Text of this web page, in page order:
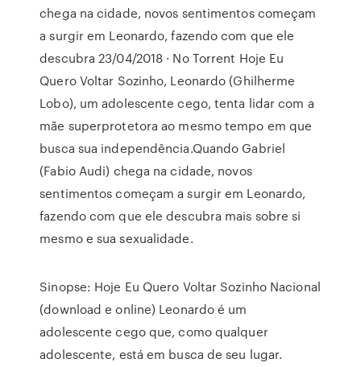
chega na cidade, novos sentimentos começam
a surgir em Leonardo, fazendo com que ele
descubra 23/04/2018 · No Torrent Hoje Eu
Quero Voltar Sozinho, Leonardo (Ghilherme
Lobo), um adolescente cego, tenta lidar com a
mãe superprotetora ao mesmo tempo em que
busca sua independência.Quando Gabriel
(Fabio Audi) chega na cidade, novos
sentimentos começam a surgir em Leonardo,
fazendo com que ele descubra mais sobre si
mesmo e sua sexualidade.
Sinopse: Hoje Eu Quero Voltar Sozinho Nacional
(download e online) Leonardo é um
adolescente cego que, como qualquer
adolescente, está em busca de seu lugar.